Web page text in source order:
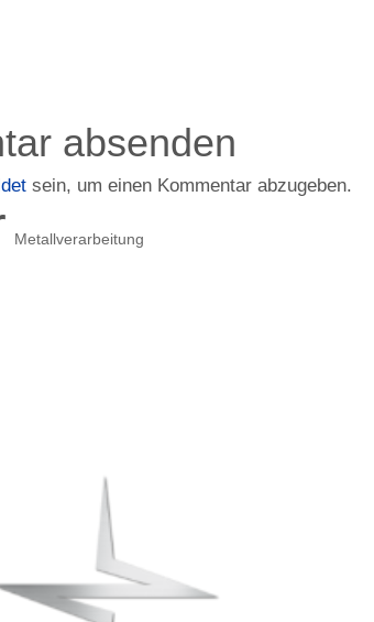
absenden
sein, um einen Kommentar abzugeben.
Metallverarbeitung